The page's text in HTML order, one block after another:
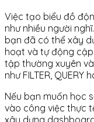
Việc tạo biểu đồ
như nhiều người
bạn đã có thể xây
hoạt và tự động
tập thường xuyên
như FILTER,
Nếu bạn muốn học
vào công việc thực